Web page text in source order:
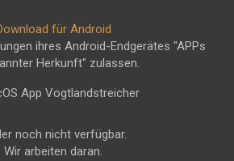
für Android
ihres Android-Endgerätes "APPs
Herkunft" zulassen.
noch nicht verfügbar.
Wir arbeiten daran.